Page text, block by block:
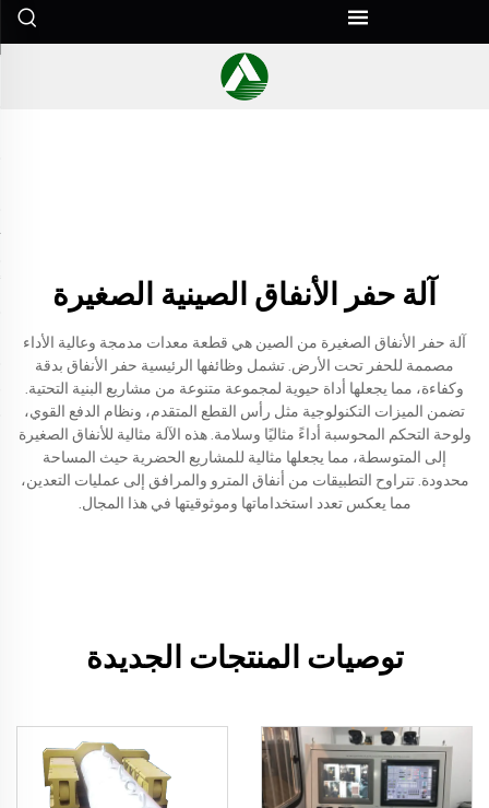
آلة حفر الأنفاق الصينية الصغيرة
آلة حفر الأنفاق الصغيرة من الصين هي قطعة معدات مدمجة وعالية الأداء
مصممة للحفر تحت الأرض. تشمل وظائفها الرئيسية حفر الأنفاق بدقة
وكفاءة، مما يجعلها أداة حيوية لمجموعة متنوعة من مشاريع البنية التحتية.
تضمن الميزات التكنولوجية مثل رأس القطع المتقدم، ونظام الدفع القوي،
ولوحة التحكم المحوسبة أداءً مثاليًا وسلامة. هذه الآلة مثالية للأنفاق الصغيرة
إلى المتوسطة، مما يجعلها مثالية للمشاريع الحضرية حيث المساحة
محدودة. تتراوح التطبيقات من أنفاق المترو والمرافق إلى عمليات التعدين،
مما يعكس تعدد استخداماتها وموثوقيتها في هذا المجال.
توصيات المنتجات الجديدة